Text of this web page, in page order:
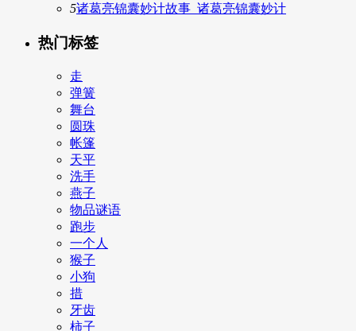
5诸葛亮锦囊妙计故事_诸葛亮锦囊妙计
热门标签
走
弹簧
舞台
圆珠
帐篷
天平
洗手
燕子
物品谜语
跑步
一个人
猴子
小狗
措
牙齿
柿子